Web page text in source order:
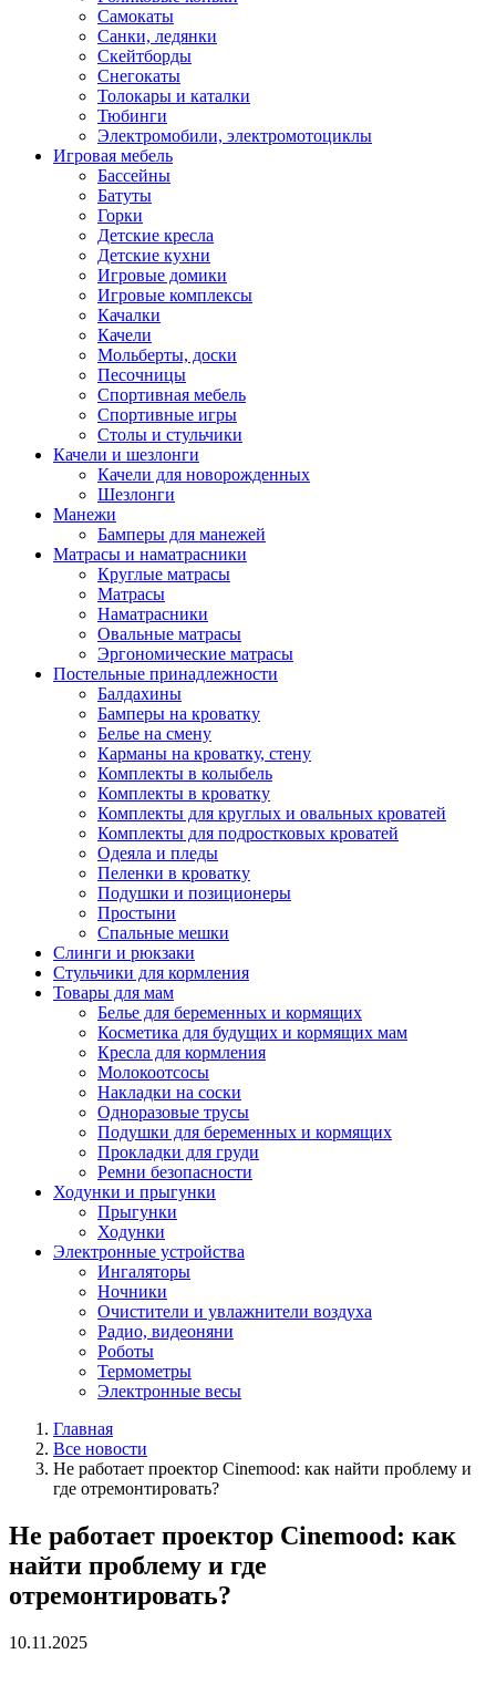
Самокаты
Санки, ледянки
Скейтборды
Снегокаты
Толокары и каталки
Тюбинги
Электромобили, электромотоциклы
Игровая мебель
Бассейны
Батуты
Горки
Детские кресла
Детские кухни
Игровые домики
Игровые комплексы
Качалки
Качели
Мольберты, доски
Песочницы
Спортивная мебель
Спортивные игры
Столы и стульчики
Качели и шезлонги
Качели для новорожденных
Шезлонги
Манежи
Бамперы для манежей
Матрасы и наматрасники
Круглые матрасы
Матрасы
Наматрасники
Овальные матрасы
Эргономические матрасы
Постельные принадлежности
Балдахины
Бамперы на кроватку
Белье на смену
Карманы на кроватку, стену
Комплекты в колыбель
Комплекты в кроватку
Комплекты для круглых и овальных кроватей
Комплекты для подростковых кроватей
Одеяла и пледы
Пеленки в кроватку
Подушки и позиционеры
Простыни
Спальные мешки
Слинги и рюкзаки
Стульчики для кормления
Товары для мам
Белье для беременных и кормящих
Косметика для будущих и кормящих мам
Кресла для кормления
Молокоотсосы
Накладки на соски
Одноразовые трусы
Подушки для беременных и кормящих
Прокладки для груди
Ремни безопасности
Ходунки и прыгунки
Прыгунки
Ходунки
Электронные устройства
Ингаляторы
Ночники
Очистители и увлажнители воздуха
Радио, видеоняни
Роботы
Термометры
Электронные весы
Главная
Все новости
Не работает проектор Cinemood: как найти проблему и
где отремонтировать?
Не работает проектор Cinemood: как
найти проблему и где
отремонтировать?
10.11.2025